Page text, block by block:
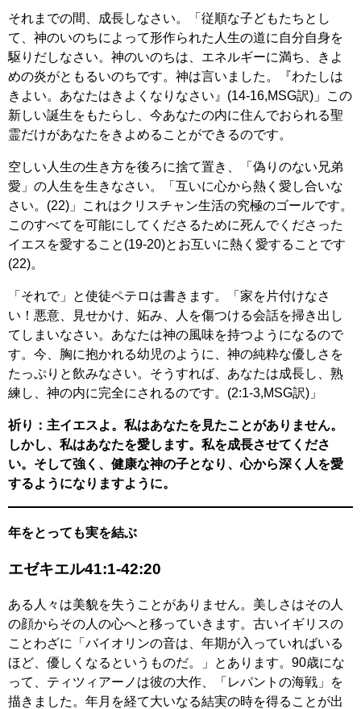
それまでの間、成長しなさい。「従順な子どもたちとし
て、神のいのちによって形作られた人生の道に自分自身を
駆りだしなさい。神のいのちは、エネルギーに満ち、きよ
めの炎がともるいのちです。神は言いました。『わたしは
きよい。あなたはきよくなりなさい』(14-16,MSG訳)」この
新しい誕生をもたらし、今あなたの内に住んでおられる聖
霊だけがあなたをきよめることができるのです。
空しい人生の生き方を後ろに捨て置き、「偽りのない兄弟
愛」の人生を生きなさい。「互いに心から熱く愛し合いな
さい。(22)」これはクリスチャン生活の究極のゴールです。
このすべてを可能にしてくださるために死んでくださった
イエスを愛すること(19-20)とお互いに熱く愛することです
(22)。
「それで」と使徒ペテロは書きます。「家を片付けなさ
い！悪意、見せかけ、妬み、人を傷つける会話を掃き出し
てしまいなさい。あなたは神の風味を持つようになるので
す。今、胸に抱かれる幼児のように、神の純粋な優しさを
たっぷりと飲みなさい。そうすれば、あなたは成長し、熟
練し、神の内に完全にされるのです。(2:1-3,MSG訳)」
祈り：主イエスよ。私はあなたを見たことがありません。
しかし、私はあなたを愛します。私を成長させてくださ
い。そして強く、健康な神の子となり、心から深く人を愛
するようになりますように。
年をとっても実を結ぶ
エゼキエル41:1-42:20
ある人々は美貌を失うことがありません。美しさはその人
の顔からその人の心へと移っていきます。古いイギリスの
ことわざに「バイオリンの音は、年期が入っていればいる
ほど、優しくなるというものだ。」とあります。90歳にな
って、ティツィアーノは彼の大作、「レパントの海戦」を
描きました。年月を経て大いなる結実の時を得ることが出